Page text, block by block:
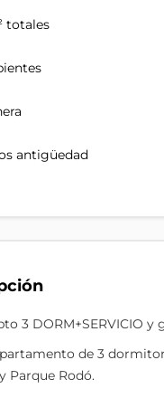
totales
antigüedad
3 DORM+SERVICIO y
de 3
Parque Rodó.